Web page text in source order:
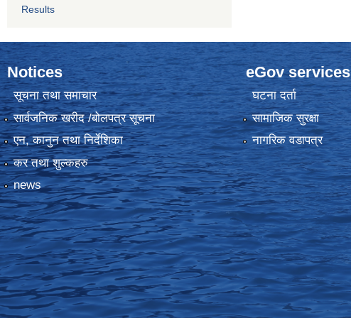
Results
Notices
सूचना तथा समाचार
सार्वजनिक खरीद /बोलपत्र सूचना
एन, कानुन तथा निर्देशिका
कर तथा शुल्कहरु
news
eGov services
घटना दर्ता
सामाजिक सुरक्षा
नागरिक वडापत्र